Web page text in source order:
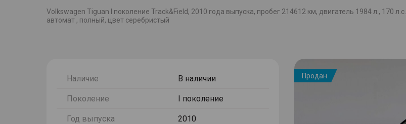
Volkswagen Tiguan I поколение Track&Field, 2010 года выпуска, пробег 214612 км, двигатель 1984 л., 170
автомат , полный, цвет серебристый
Наличие В наличии
Поколение I поколение
Год выпуска 2010
Продан